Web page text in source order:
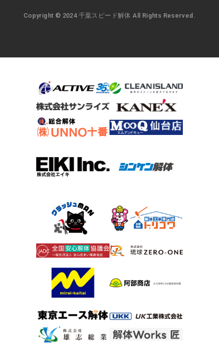
Copyright © 2024 千葉スピード解体 All Rights Reserved.